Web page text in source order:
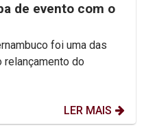
de evento com o
foi uma das
relançamento do
LER MAIS